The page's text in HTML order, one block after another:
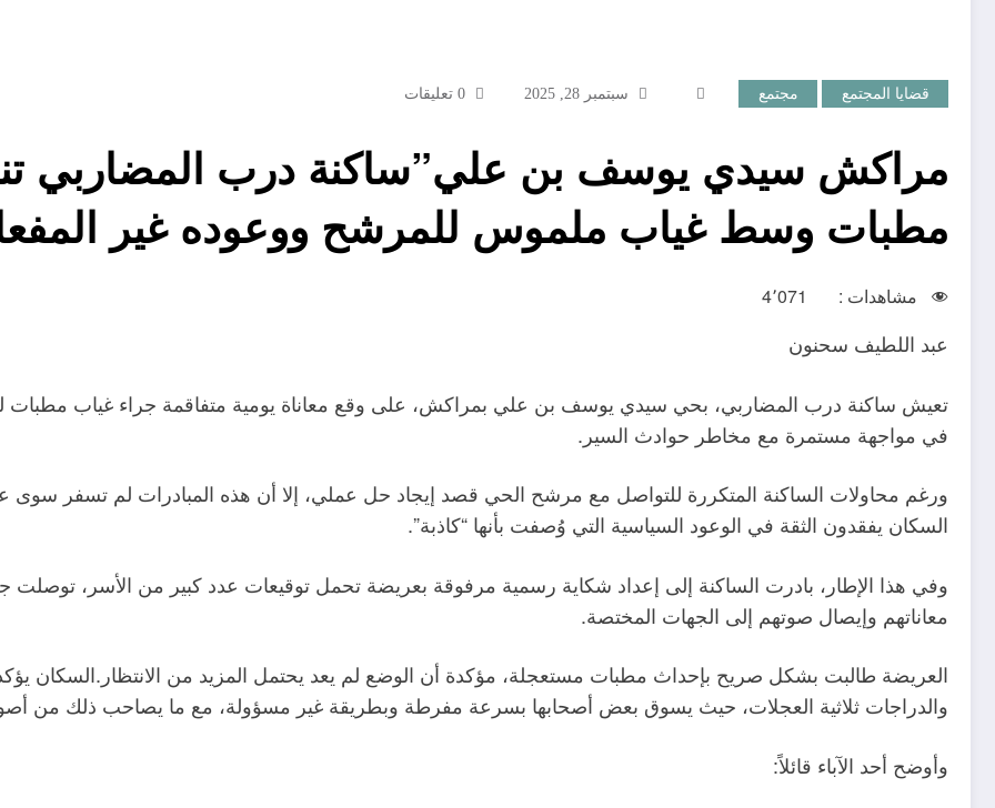
قضايا المجتمع مجتمع سبتمبر 28, 2025 0 تعليقات
مراكش سيدي يوسف بن علي”ساكنة درب المضاربي
مطبات وسط غياب ملموس للمرشح ووعوده غير
مشاهدات : 4٬071
عبد اللطيف سحنون
تعيش ساكنة درب المضاربي، بحي سيدي يوسف بن علي بمراكش، على وقع معاناة يومية متفاقمة جراء غياب مطبات
في مواجهة مستمرة مع مخاطر حوادث السير.
ورغم محاولات الساكنة المتكررة للتواصل مع مرشح الحي قصد إيجاد حل عملي، إلا أن هذه المبادرات لم تسفر سوى
السكان يفقدون الثقة في الوعود السياسية التي وُصفت بأنها “كاذبة”.
وفي هذا الإطار، بادرت الساكنة إلى إعداد شكاية رسمية مرفوقة بعريضة تحمل توقيعات عدد كبير من الأسر،
معاناتهم وإيصال صوتهم إلى الجهات المختصة.
العريضة طالبت بشكل صريح بإحداث مطبات مستعجلة، مؤكدة أن الوضع لم يعد يحتمل المزيد من الانتظار.السكان
والدراجات ثلاثية العجلات، حيث يسوق بعض أصحابها بسرعة مفرطة وبطريقة غير مسؤولة، مع ما يصاحب ذلك من
وأوضح أحد الآباء قائلاً: